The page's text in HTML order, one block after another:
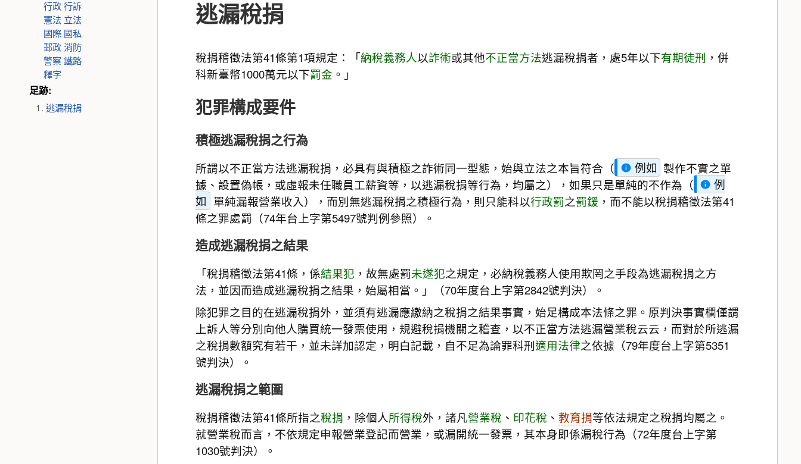
行政行訴
憲法 立法
國際 國私
郵政消防
警察鐵路
釋字
足跡:
逃漏稅捐
逃漏稅捐
稅捐稽徵法第41條第1項規定：「納稅義務人以詐術或其他不正當方法逃漏稅捐者，處5年以下有期徒刑 ，併
科新臺幣1000萬元以下罰金 。」
犯罪構成要件
積極逃漏稅捐之行為
所謂以不正當方法逃漏稅捐，必具有與積極之詐術同一型態，始與立法之本旨符合（ 例如 製作不實之單
據、設置偽帳，或虛報未任職員工薪資等，以逃漏稅捐等行為，均屬之），如果只是單純的不作為（
例
如 單純漏報營業收入），而別無逃漏稅捐之積極行為，則只能科以行政罰之罰鍰 ，而不能以稅捐稽徵法第41
條之罪處罰（74年台上字第5497號判例參照）。
造成逃漏稅捐之結果
「稅捐稽徵法第41條，係結果犯 ，故無處罰未遂犯之規定，必納稅義務人使用欺罔之手段為逃漏稅捐之方
法，並因而造成逃漏稅捐之結果，始屬相當。」（70年度台上字第2842號判決）。
除犯罪之目的在逃漏稅捐外，並須有逃漏應繳納之稅捐之結果事實，始足構成本法條之罪。原判決事實欄僅謂
上訴人等分別向他人購買統一發票使用，規避稅捐機關之稽查，以不正當方法逃漏營業稅云云，而對於所逃漏
之稅捐數額究有若干，並未詳加認定，明白記載，自不足為論罪科刑適用法律之依據（79年度台上字第5351
號判決）。
逃漏稅捐之範圍
稅捐稽徵法第41條所指之稅捐 ，除個人所得稅外，諸凡營業稅 、 印花稅 、教育捐等依法規定之稅捐均屬之。
就營業稅而言，不依規定申報營業登記而營業，或漏開統一發票，其本身即係漏稅行為（72年度台上字第
1030號判決）。